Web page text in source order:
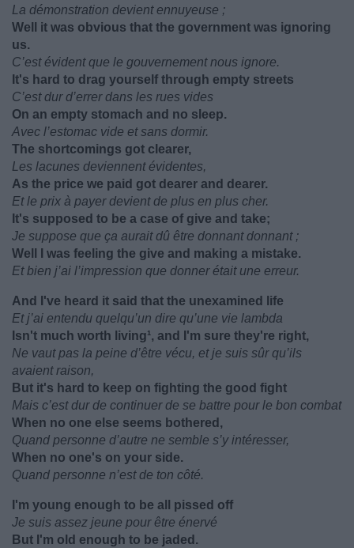
La démonstration devient ennuyeuse ;
Well it was obvious that the government was ignoring
us.
C’est évident que le gouvernement nous ignore.
It's hard to drag yourself through empty streets
C’est dur d’errer dans les rues vides
On an empty stomach and no sleep.
Avec l’estomac vide et sans dormir.
The shortcomings got clearer,
Les lacunes deviennent évidentes,
As the price we paid got dearer and dearer.
Et le prix à payer devient de plus en plus cher.
It's supposed to be a case of give and take;
Je suppose que ça aurait dû être donnant donnant ;
Well I was feeling the give and making a mistake.
Et bien j’ai l’impression que donner était une erreur.
And I've heard it said that the unexamined life
Et j’ai entendu quelqu’un dire qu’une vie lambda
Isn't much worth living¹, and I'm sure they're right,
Ne vaut pas la peine d’être vécu, et je suis sûr qu’ils
avaient raison,
But it's hard to keep on fighting the good fight
Mais c’est dur de continuer de se battre pour le bon combat
When no one else seems bothered,
Quand personne d’autre ne semble s’y intéresser,
When no one's on your side.
Quand personne n’est de ton côté.
I'm young enough to be all pissed off
Je suis assez jeune pour être énervé
But I'm old enough to be jaded.